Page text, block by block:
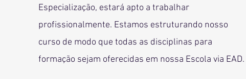
Especialização, estará apto a trabalhar
profissionalmente. Estamos estruturando nosso
curso de modo que todas as disciplinas para
formação sejam oferecidas em nossa Escola via EAD.